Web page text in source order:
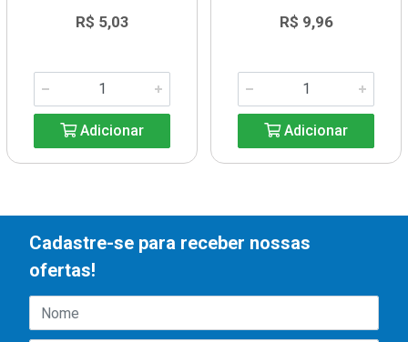
R$ 5,03
Adicionar
R$ 9,96
Adicionar
Cadastre-se para receber nossas
ofertas!